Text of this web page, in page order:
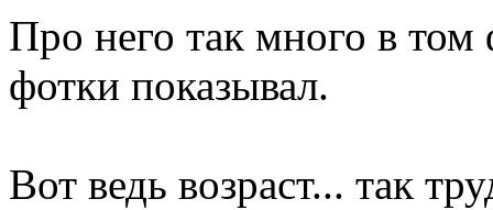
Про него так много в
фотки показывал.
Вот ведь возраст... так